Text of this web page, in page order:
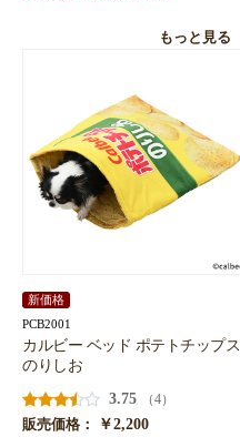
もっと見る
新価格
PCB2001
カルビー ベッド ポテトチップス
のりしお
3.75
（4）
販売価格：
￥2,200